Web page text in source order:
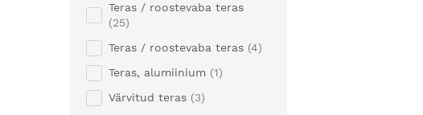
Teras / roostevaba teras
25
Teras / roostevaba teras 4
Teras, alumiinium
1
Värvitud teras
3